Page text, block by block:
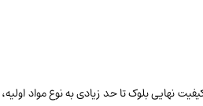
نهایی بلوک تا حد زیادی به نوع مواد